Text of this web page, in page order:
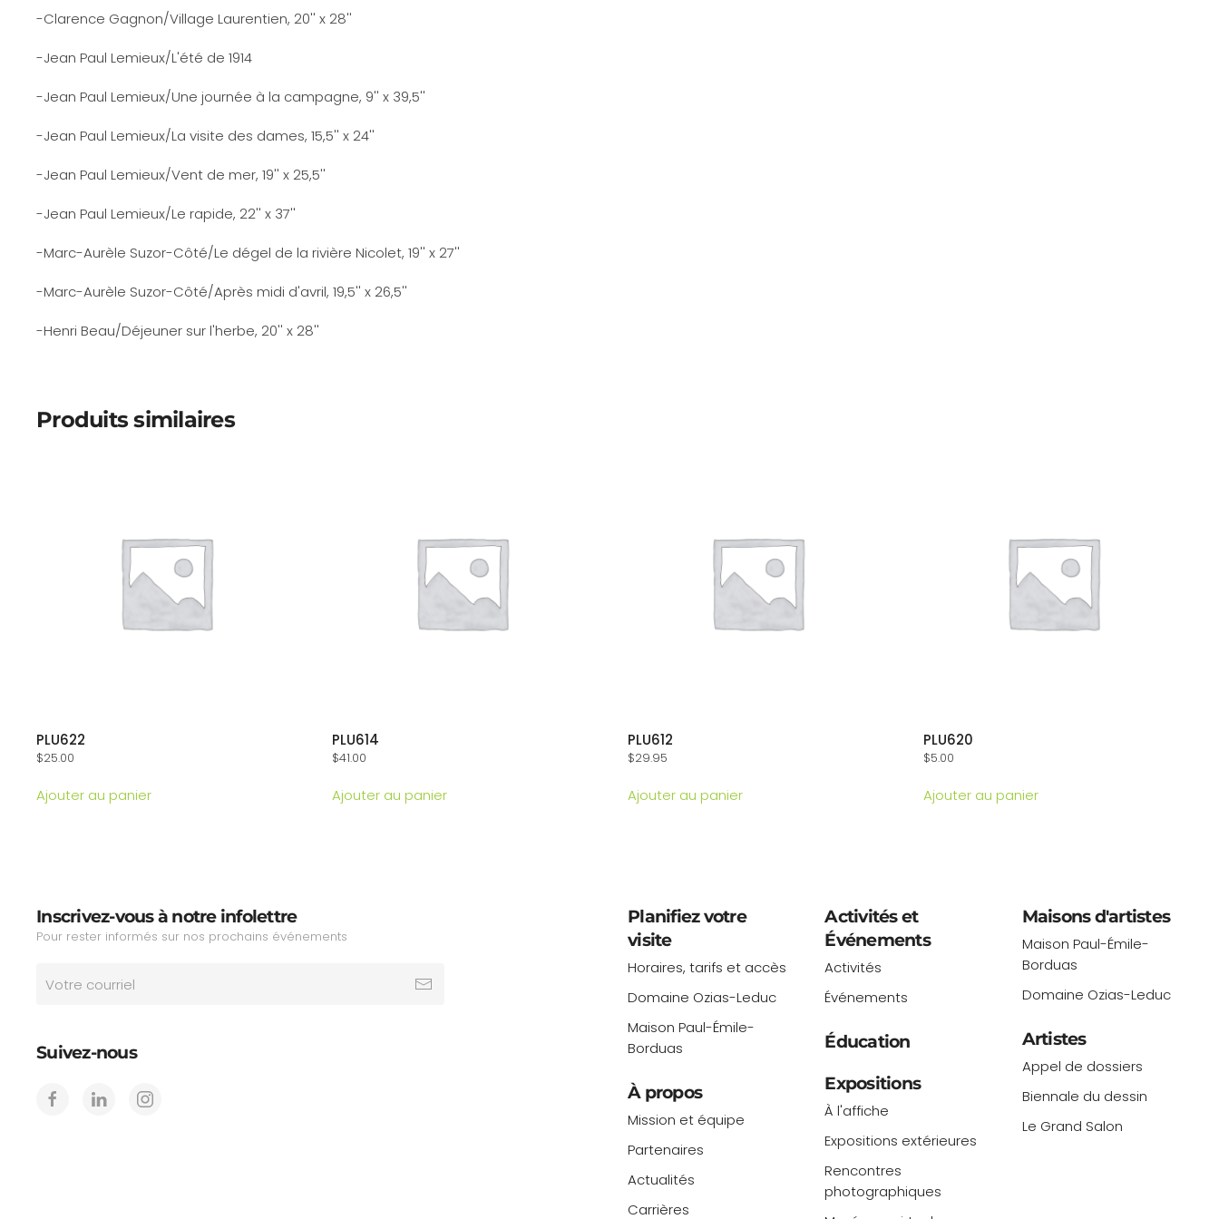
-Clarence Gagnon/Village Laurentien, 20'' x 28''
-Jean Paul Lemieux/L'été de 1914
-Jean Paul Lemieux/Une journée à la campagne, 9'' x 39,5''
-Jean Paul Lemieux/La visite des dames, 15,5'' x 24''
-Jean Paul Lemieux/Vent de mer, 19'' x 25,5''
-Jean Paul Lemieux/Le rapide, 22'' x 37''
-Marc-Aurèle Suzor-Côté/Le dégel de la rivière Nicolet, 19'' x 27''
-Marc-Aurèle Suzor-Côté/Après midi d'avril, 19,5'' x 26,5''
-Henri Beau/Déjeuner sur l'herbe, 20'' x 28''
Produits similaires
PLU622
$25.00
Ajouter au panier
PLU614
$41.00
Ajouter au panier
PLU612
$29.95
Ajouter au panier
PLU620
$5.00
Ajouter au panier
Inscrivez-vous à notre infolettre
Pour rester informés sur nos prochains événements
Suivez-nous
Planifiez votre
visite
Horaires, tarifs et accès
Domaine Ozias-Leduc
Maison Paul-Émile-
Borduas
À propos
Mission et équipe
Partenaires
Actualités
Carrières
Activités et
Événements
Activités
Événements
Éducation
Expositions
À l'affiche
Expositions extérieures
Rencontres
photographiques
Maisons d'artistes
Maison Paul-Émile-
Borduas
Domaine Ozias-Leduc
Artistes
Appel de dossiers
Biennale du dessin
Le Grand Salon